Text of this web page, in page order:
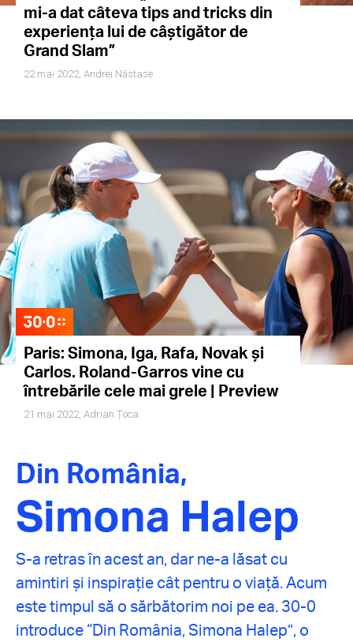
mi-a dat câteva tips and tricks din
experiența lui de câștigător de
Grand Slam”
22 mai 2022, Andrei Năstase
Paris: Simona, Iga, Rafa, Novak și
Carlos. Roland-Garros vine cu
întrebările cele mai grele | Preview
21 mai 2022, Adrian Țoca
Din România,
Simona Halep
S-a retras în acest an, dar ne-a lăsat cu
amintiri și inspirație cât pentru o viață. Acum
este timpul să o sărbătorim noi pe ea. 30-0
introduce “Din România, Simona Halep”, o